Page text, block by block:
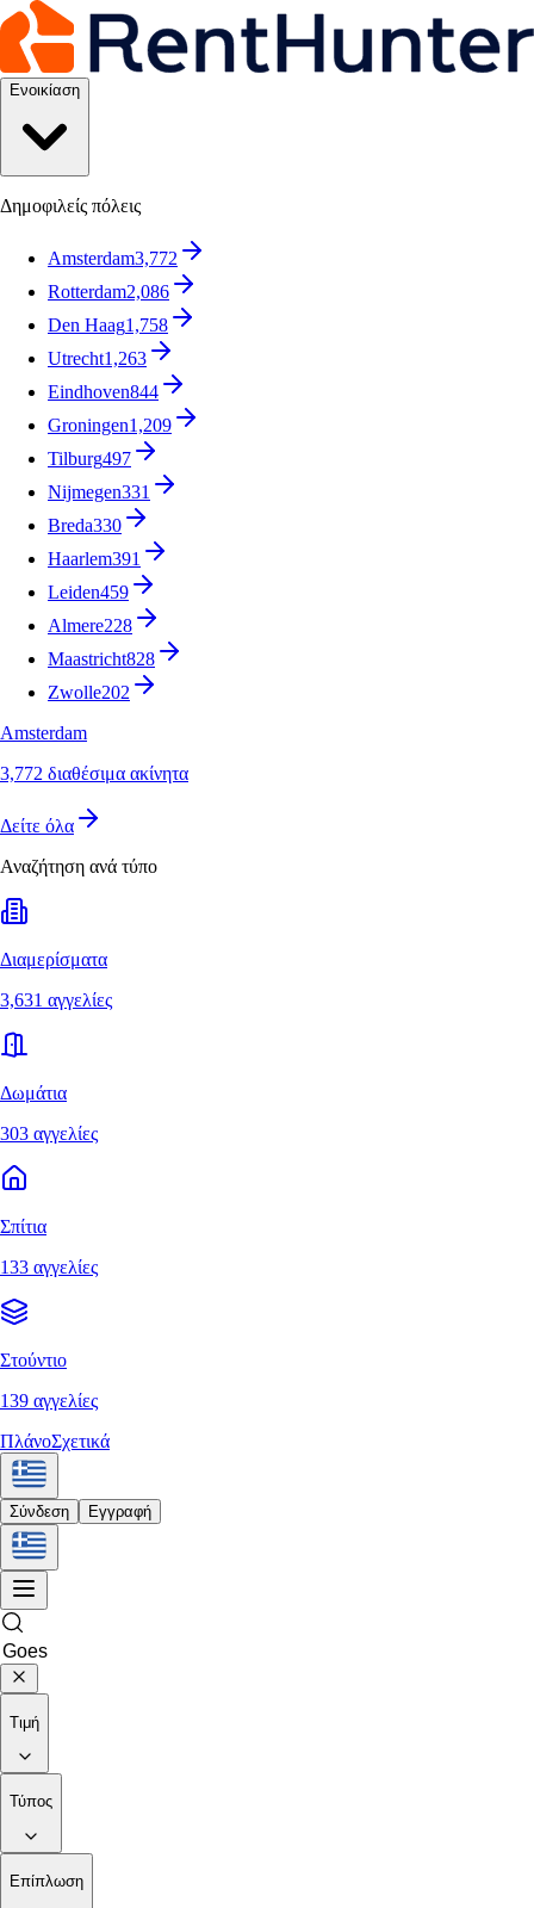
Ενοικίαση
Δημοφιλείς πόλεις
Amsterdam3,772
Rotterdam2,086
Den Haag1,758
Utrecht1,263
Eindhoven844
Groningen1,209
Tilburg497
Nijmegen331
Breda330
Haarlem391
Leiden459
Almere228
Maastricht828
Zwolle202
Amsterdam
3,772 διαθέσιμα ακίνητα
Δείτε όλα
Αναζήτηση ανά τύπο
Διαμερίσματα
3,631 αγγελίες
Δωμάτια
303 αγγελίες
Σπίτια
133 αγγελίες
Στούντιο
139 αγγελίες
ΠλάνοΣχετικά
Σύνδεση Εγγραφή
Τιμή
Τύπος
Επίπλωση